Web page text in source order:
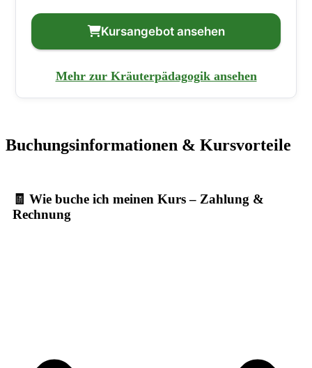
Kursangebot ansehen
Mehr zur Kräuterpädagogik ansehen
Buchungsinformationen & Kursvorteile
🧾 Wie buche ich meinen Kurs – Zahlung &
Rechnung